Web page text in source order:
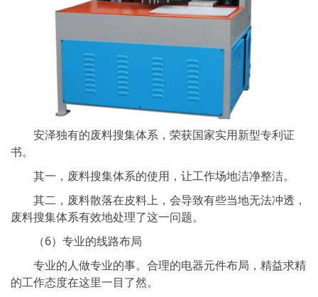
安泽独有的废料搜集体系，荣获国家实用新型专利证
书。
其一，废料搜集体系的使用，让工作场地洁净整洁。
其二，废料散落在皮料上，会导致有些当地无法冲透，
废料搜集体系有效地处理了这一问题。
（6）专业的线路布局
专业的人做专业的事。合理的电器元件布局，精益求精
的工作态度在这里一目了然。